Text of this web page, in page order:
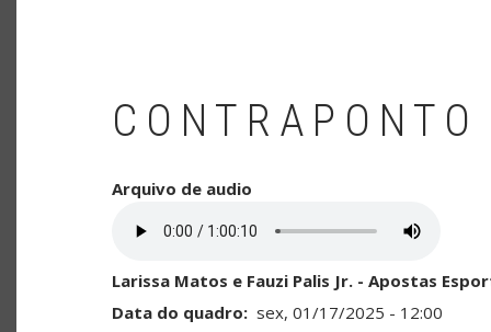
CONTRAPONTO
Arquivo de audio
Larissa Matos e Fauzi Palis Jr. - Apostas
Data do quadro
sex, 01/17/2025 - 12:00